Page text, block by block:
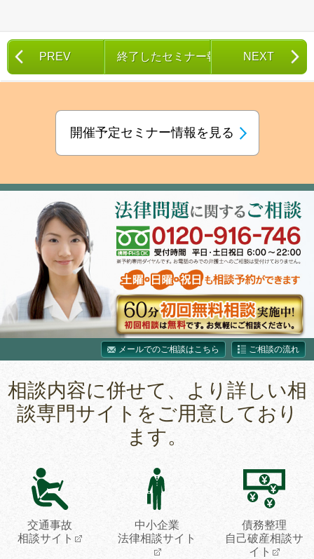
PREV 終了したセミナー報告一覧NEXT
開催予定セミナー情報を見る
メールでのご相談はこちら ご相談の流れ
相談内容に併せて、より詳しい相
談専門サイトをご用意しており
ます。
交通事故
相談サイト
中小企業
法律相談サイト
債務整理
自己破産相談サ
イト